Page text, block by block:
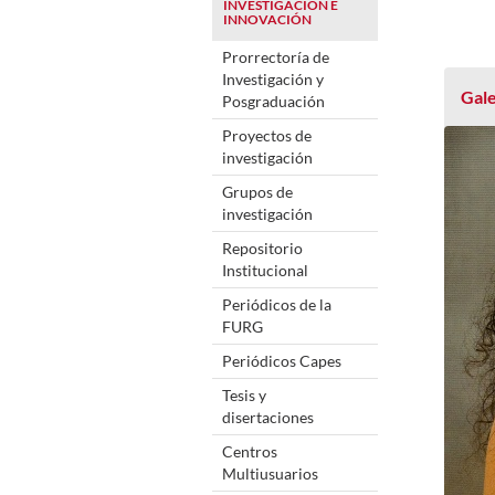
INVESTIGACIÓN E
INNOVACIÓN
Prorrectoría de
Investigación y
Posgraduación
Proyectos de
investigación
Grupos de
investigación
Repositorio
Institucional
Periódicos de la
FURG
Periódicos Capes
Tesis y
disertaciones
Centros
Multiusuarios